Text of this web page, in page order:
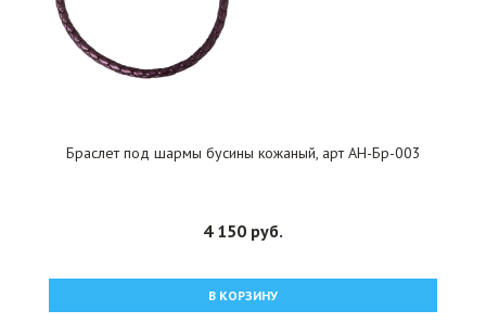
Браслет под шармы бусины кожаный, арт АН-Бр-003
4 150 руб.
В КОРЗИНУ